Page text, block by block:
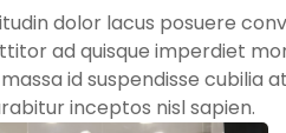
dolor lacus posuere
ad quisque imperdiet
id suspendisse cubilia
inceptos nisl sapien.